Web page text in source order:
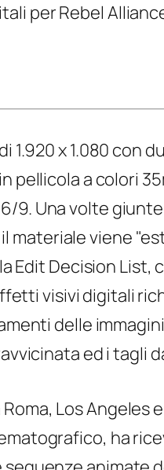
per Rebel
1.920 x 1.080 con
pellicola a colori
9. Una volte
materiale viene
Edit Decision
visivi digitali
delle
ed i tagli
Roma, Los
ha